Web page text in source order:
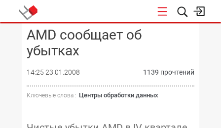
КОНФЕРЕНЦИИ
AMD сообщает об
убытках
14:25 23.01.2008 1139 прочтений
Ключевые слова : Центры обработки данных